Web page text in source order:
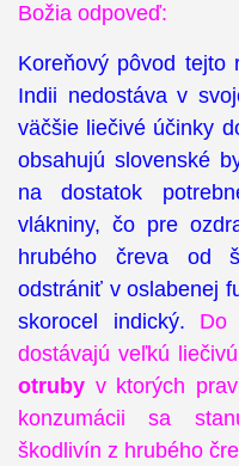
Božia odpoveď:
Koreňový pôvod tejto
Indii nedostáva v
väčšie liečivé účinky
obsahujú slovenské
na dostatok
vlákniny, čo pre
hrubého čreva od
odstrániť v oslabenej
skorocel indický. Do
dostávajú veľkú
otrubyv ktorých
konzumácii sa
škodlivín z hrubého